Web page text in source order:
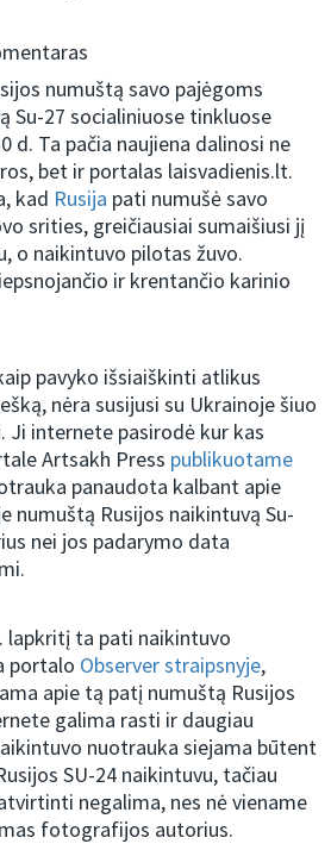
numuštą savo pajėgoms
Su-27 socialiniuose tinkluose
d. Ta pačia naujiena dalinosi ne
bet ir portalas laisvadienis.lt.
kad Rusija pati numušė savo
srities, greičiausiai sumaišiusi jį
o naikintuvo pilotas žuvo.
ir krentančio karinio
pavyko išsiaiškinti atlikus
nėra susijusi su Ukrainoje šiuo
Ji internete pasirodė kur kas
Artsakh Press publikuotame
panaudota kalbant apie
numuštą Rusijos naikintuvą Su-
nei jos padarymo data
lapkritį ta pati naikintuvo
portalo Observer straipsnyje,
apie tą patį numuštą Rusijos
galima rasti ir daugiau
nuotrauka siejama būtent
SU-24 naikintuvu, tačiau
negalima, nes nė viename
fotografijos autorius.